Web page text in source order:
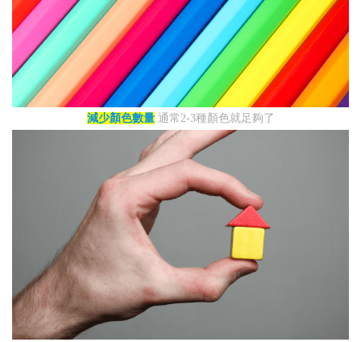
減少顏色數量通常2-3種顏色就足夠了